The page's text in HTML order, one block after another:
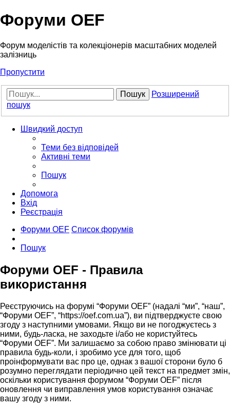
Форуми OEF
Форум моделістів та колекціонерів масштабних моделей
залізниць
Пропустити
Пошук
Розширений
пошук
Швидкий доступ
Теми без відповідей
Активні теми
Пошук
Допомога
Вхід
Реєстрація
Форуми OEF Список форумів
Пошук
Форуми OEF - Правила
використання
Реєструючись на форумі “Форуми OEF” (надалі “ми”, “наш”,
“Форуми OEF”, “https://oef.com.ua”), ви підтверджуєте свою
згоду з наступними умовами. Якщо ви не погоджуєтесь з
ними, будь-ласка, не заходьте і/або не користуйтесь
“Форуми OEF”. Ми залишаємо за собою право змінювати ці
правила будь-коли, і зробимо усе для того, щоб
проінформувати вас про це, однак з вашої сторони було б
розумно переглядати періодично цей текст на предмет змін,
оскільки користування форумом “Форуми OEF” після
оновлення чи виправлення умов користування означає
вашу згоду з ними.